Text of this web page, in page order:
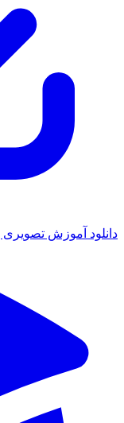
دانلود آموزش تصویری